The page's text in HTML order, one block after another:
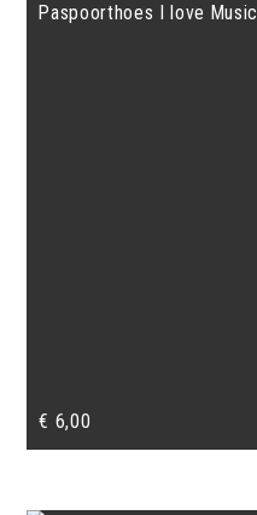
Paspoorthoes I love Music
€ 6,00